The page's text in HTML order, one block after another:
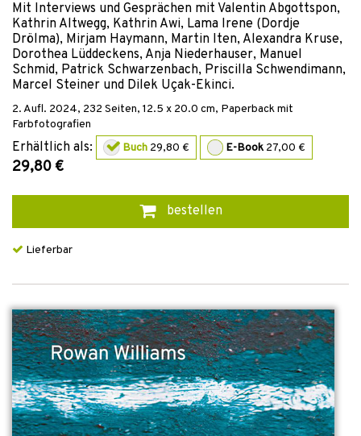
Mit Interviews und Gesprächen mit Valentin Abgottspon,
Kathrin Altwegg, Kathrin Awi, Lama Irene (Dordje
Drölma), Mirjam Haymann, Martin Iten, Alexandra Kruse,
Dorothea Lüddeckens, Anja Niederhauser, Manuel
Schmid, Patrick Schwarzenbach, Priscilla Schwendimann,
Marcel Steiner und Dilek Uçak-Ekinci.
2. Aufl. 2024, 232 Seiten, 12.5 x 20.0 cm, Paperback mit
Farbfotografien
Erhältlich als: Buch 29,80 € E-Book 27,00 €
29,80 €
bestellen
Lieferbar